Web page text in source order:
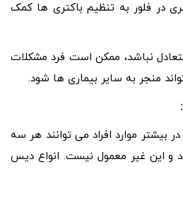
در فلور به تنظیم باکتری ها کمک
نباشد، ممکن است فرد مشکلات
منجر به سایر بیماری ها شود.
بیشتر موارد افراد می توانند هر سه
و این غیر معمول نیست. انواع دیس